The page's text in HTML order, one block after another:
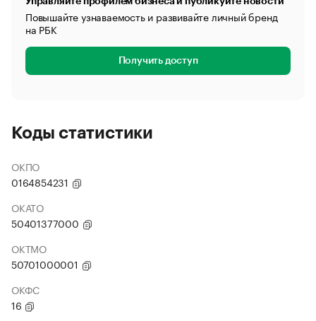
Повышайте узнаваемость и развивайте личный бренд
на РБК
Получить доступ
Коды статистики
ОКПО
0164854231
ОКАТО
50401377000
ОКТМО
50701000001
ОКФС
16